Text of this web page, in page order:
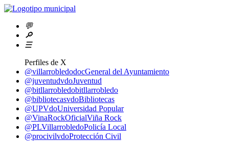
💬
🔎
☰
Perfiles de X
@villarrobledodocGeneral del Ayuntamiento
@juventudvdoJuventud
@bitllarrobledobitllarrobledo
@bibliotecasvdoBibliotecas
@UPVdoUniversidad Popular
@VinaRockOficialViña Rock
@PLVillarrobledoPolicía Local
@procivilvdoProtección Civil